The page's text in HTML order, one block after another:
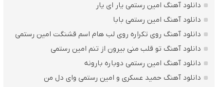
دانلود آهنگ امین رستمی یار ای یار
دانلود آهنگ امین رستمی بابا
دانلود آهنگ روی تکراره روی لب هام اسم قشنگت امین رستمی
دانلود آهنگ تو قلب منی بیرون از تنم امین رستمی
دانلود آهنگ امین رستمی دوباره بارونه
دانلود آهنگ حمید عسکری و امین رستمی وای دل من